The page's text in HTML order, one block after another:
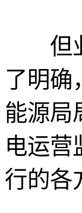
但业
了明
能源局
电运营
行的各